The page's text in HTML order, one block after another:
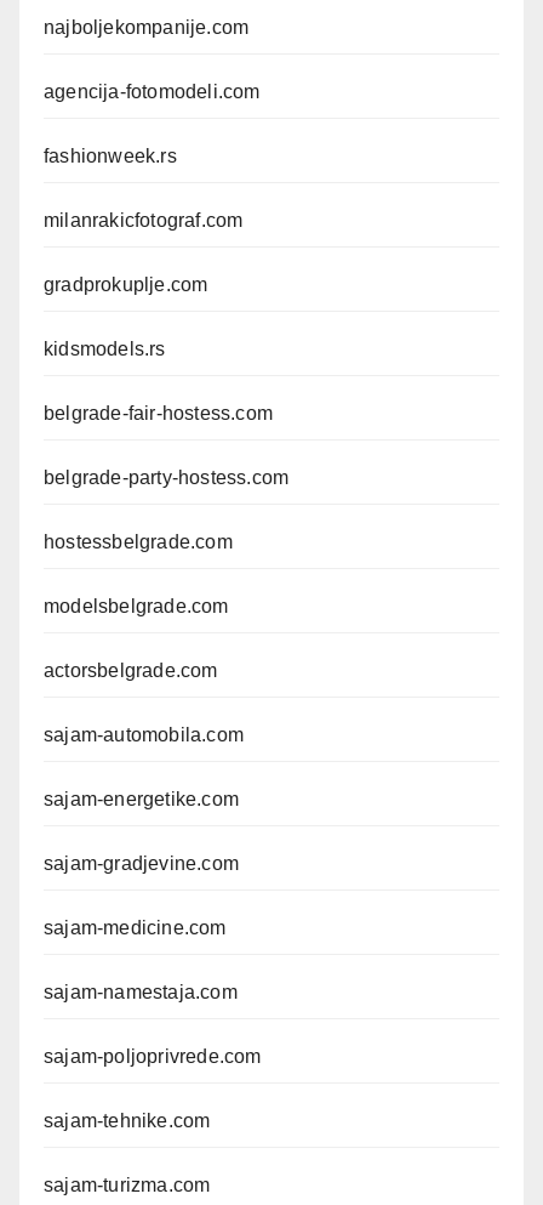
najboljekompanije.com
agencija-fotomodeli.com
fashionweek.rs
milanrakicfotograf.com
gradprokuplje.com
kidsmodels.rs
belgrade-fair-hostess.com
belgrade-party-hostess.com
hostessbelgrade.com
modelsbelgrade.com
actorsbelgrade.com
sajam-automobila.com
sajam-energetike.com
sajam-gradjevine.com
sajam-medicine.com
sajam-namestaja.com
sajam-poljoprivrede.com
sajam-tehnike.com
sajam-turizma.com